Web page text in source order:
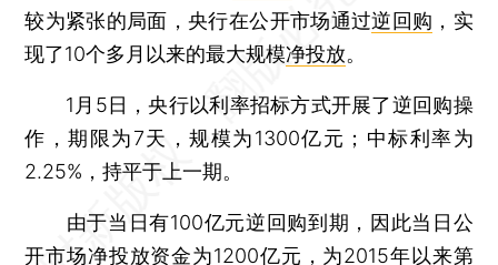
较为紧张的局面，央行在公开市场通过逆回购 ，实
现了10个多月以来的最大规模净投放。
1月5日，央行以利率招标方式开展了逆回购操
作，期限为7天，规模为1300亿元；中标利率为
2.25%，持平于上一期。
由于当日有100亿元逆回购到期，因此当日公
开市场净投放资金为1200亿元，为2015年以来第